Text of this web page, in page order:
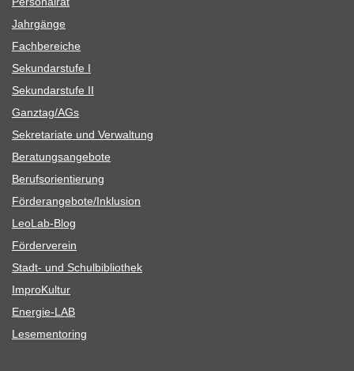
Jahr­gänge
Fach­be­rei­che
Sekun­dar­stufe I
Sekun­dar­stufe II
Ganztag/​​AGs
Sekre­ta­riate und Verwaltung
Bera­tungs­an­ge­bote
Berufs­ori­en­tie­rung
Förderangebote/​​Inklusion
Leo­Lab-Blog
För­der­ver­ein
Stadt- und Schulbibliothek
Impro­Kul­tur
Ener­­gie-LAB
Lese­men­to­ring